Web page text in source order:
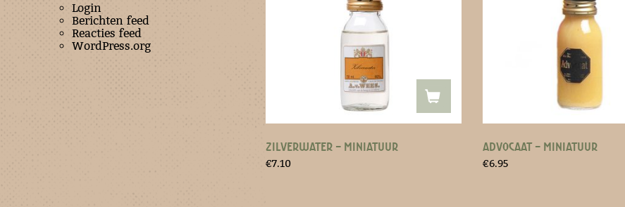
Login
Berichten feed
Reacties feed
WordPress.org
ZILVERWATER – MINIATUUR
€7.10
ADVOCAAT – MINIATUUR
€6.95